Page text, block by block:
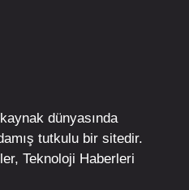
dünyasında
tutkulu bir sitedir.
Teknoloji Haberleri